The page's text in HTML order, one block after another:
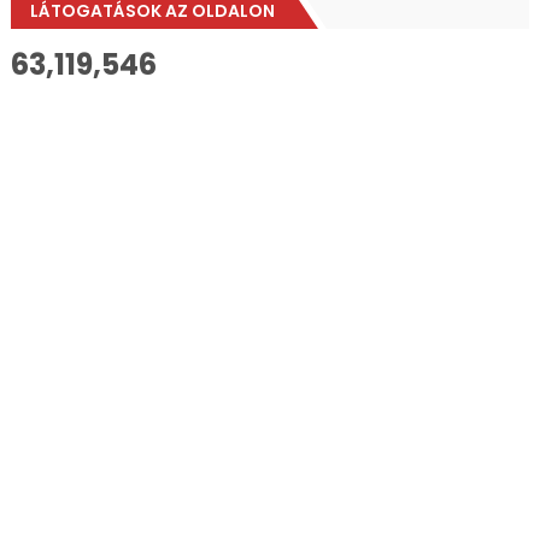
LÁTOGATÁSOK AZ OLDALON
63,119,546